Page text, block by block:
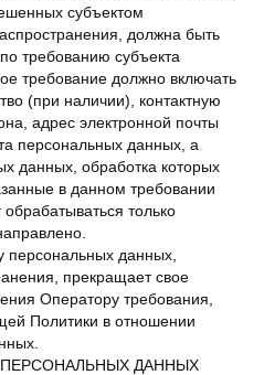
субъектом
должна быть
требованию субъекта
требование должно включать
(при наличии), контактную
адрес электронной почты
персональных данных, а
данных, обработка которых
в данном требовании
только
персональных данных,
прекращает свое
Оператору требования,
Политики в отношении
ДАННЫХ